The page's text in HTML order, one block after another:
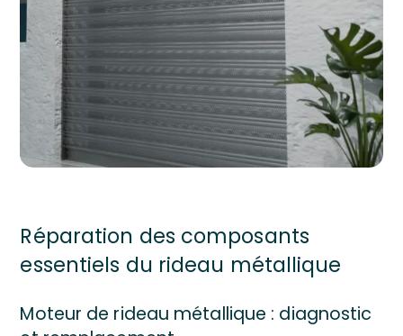
Réparation des composants
essentiels du rideau métallique
Moteur de rideau métallique : diagnostic